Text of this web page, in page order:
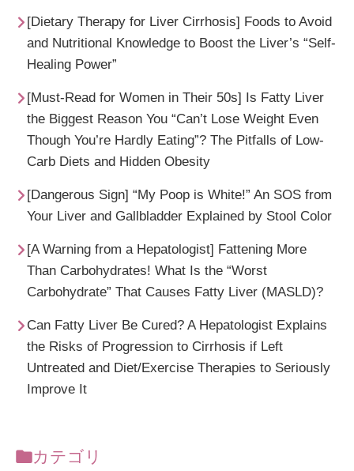
[Dietary Therapy for Liver Cirrhosis] Foods to Avoid
and Nutritional Knowledge to Boost the Liver’s “Self-
Healing Power”
[Must-Read for Women in Their 50s] Is Fatty Liver
the Biggest Reason You “Can’t Lose Weight Even
Though You’re Hardly Eating”? The Pitfalls of Low-
Carb Diets and Hidden Obesity
[Dangerous Sign] “My Poop is White!” An SOS from
Your Liver and Gallbladder Explained by Stool Color
[A Warning from a Hepatologist] Fattening More
Than Carbohydrates! What Is the “Worst
Carbohydrate” That Causes Fatty Liver (MASLD)?
Can Fatty Liver Be Cured? A Hepatologist Explains
the Risks of Progression to Cirrhosis if Left
Untreated and Diet/Exercise Therapies to Seriously
Improve It
カテゴリ